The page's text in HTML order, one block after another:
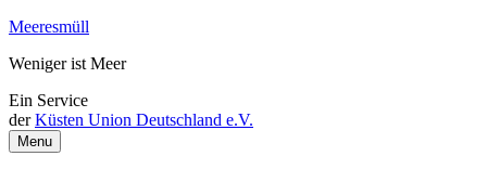
Weiter
Inhalt
Meeresmüll
Weniger ist Meer
Ein Service
derKüsten Union Deutschland e.V.
Menu